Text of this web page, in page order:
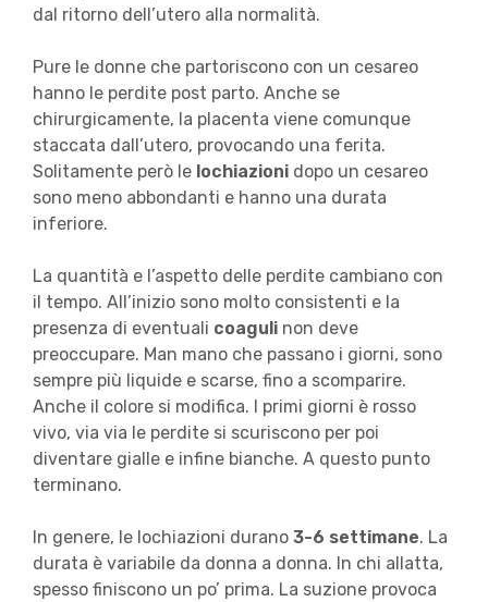
dal ritorno dell’utero alla normalità.
Pure le donne che partoriscono con un cesareo
hanno le perdite post parto. Anche se
chirurgicamente, la placenta viene comunque
staccata dall’utero, provocando una ferita.
Solitamente però le lochiazionidopo un cesareo
sono meno abbondanti e hanno una durata
inferiore.
La quantità e l’aspetto delle perdite cambiano con
il tempo. All’inizio sono molto consistenti e la
presenza di eventuali coagulinon deve
preoccupare. Man mano che passano i giorni, sono
sempre più liquide e scarse, fino a scomparire.
Anche il colore si modifica. I primi giorni è rosso
vivo, via via le perdite si scuriscono per poi
diventare gialle e infine bianche. A questo punto
terminano.
In genere, le lochiazioni durano 3-6 settimane. La
durata è variabile da donna a donna. In chi allatta,
spesso finiscono un po’ prima. La suzione provoca